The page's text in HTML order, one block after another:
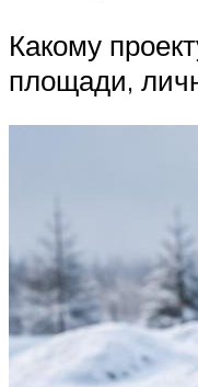
Какому
площади,